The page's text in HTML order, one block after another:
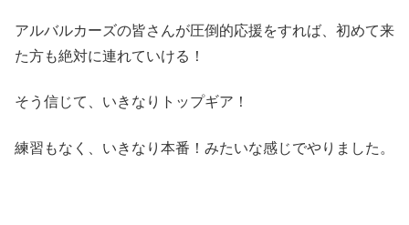
アルバルカーズの皆さんが圧倒的応援をすれば、初めて来
た方も絶対に連れていける！
そう信じて、いきなりトップギア！
練習もなく、いきなり本番！みたいな感じでやりました。